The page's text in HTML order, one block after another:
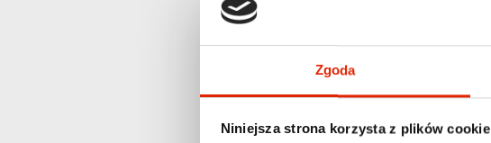
Zgoda
Niniejsza strona korzysta z plików cookie